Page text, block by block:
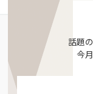
話題
今